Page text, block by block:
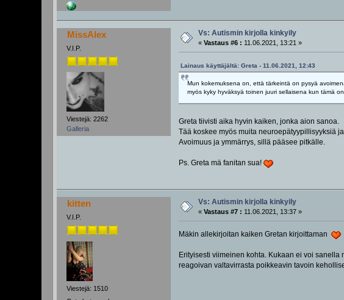
MissAlex
V.I.P.
Viestejä: 2262
Galleria
Vs: Autismin kirjolla kinkyily
«Vastaus #6 : 11.06.2021, 13:21 »
Lainaus käyttäjältä: Greta - 11.06.2021, 12:43
Mun kokemuksena on, että tärkeintä on pysyä
myös kyky hyväksyä toinen juuri sellaisena kun tämä
Greta tiivisti aika hyvin kaiken, jonka aion sanoa.
Tää koskee myös muita neuroepätyypillisyyksiä
Avoimuus ja ymmärrys, sillä pääsee pitkälle.
Ps. Greta mä fanitan sua!
kitten
V.I.P.
Viestejä: 1510
Vs: Autismin kirjolla kinkyily
«Vastaus #7 : 11.06.2021, 13:37 »
Mäkin allekirjoitan kaiken Gretan kirjoittaman
Erityisesti viimeinen kohta. Kukaan ei voi
reagoivan valtavirrasta poikkeavin tavoin